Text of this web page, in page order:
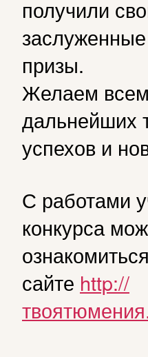
получили
призы.
Желаем
дальнейших
успехов и
С работами
конкурса
сайте http://